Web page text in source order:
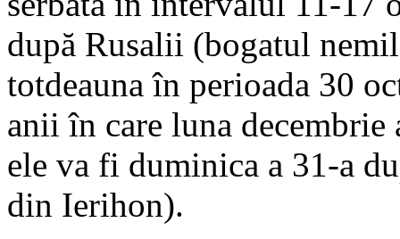
după Rusalii (bogatul
totdeauna în perioada 30
anii în care luna
ele va fi duminica a 31-a
din Ierihon).